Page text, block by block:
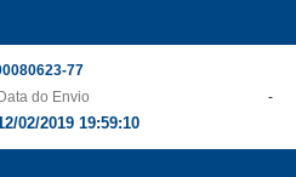
77
Data do Envio
02/2019 19:59:10
-